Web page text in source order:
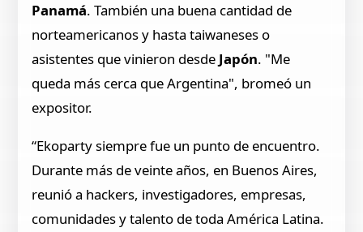
Panamá. También una buena cantidad de
norteamericanos y hasta taiwaneses o
asistentes que vinieron desde Japón. "Me
queda más cerca que Argentina", bromeó un
expositor.
“Ekoparty siempre fue un punto de encuentro.
Durante más de veinte años, en Buenos Aires,
reunió a hackers, investigadores, empresas,
comunidades y talento de toda América Latina.